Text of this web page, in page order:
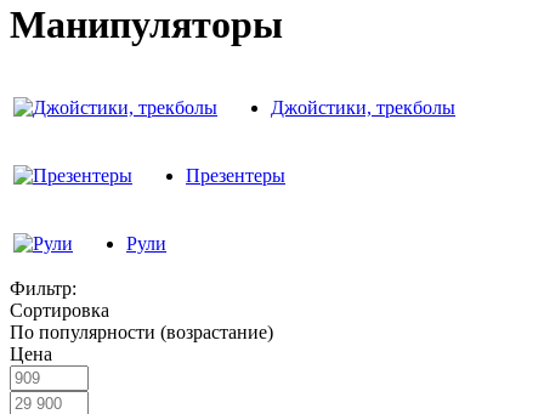
Манипуляторы
Джойстики, трекболы
Презентеры
Рули
Фильтр:
Сортировка
По популярности (возрастание)
Цена